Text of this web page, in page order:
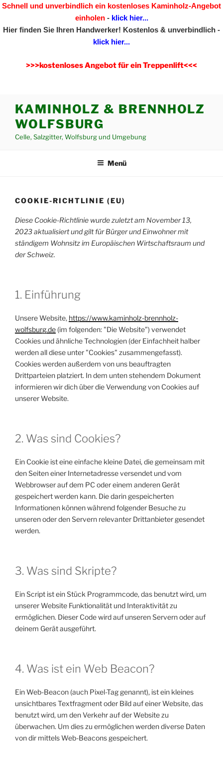
Schnell und unverbindlich ein kostenloses Kaminholz-Angebot
einholen-klick hier...
Hier finden Sie Ihren Handwerker! Kostenlos & unverbindlich -
klick hier...
>>>kostenloses Angebot für ein Treppenlift<<<
Inhalt
springen
KAMINHOLZ & BRENNHOLZ
WOLFSBURG
Celle, Salzgitter, Wolfsburg und Umgebung
Menü
COOKIE-RICHTLINIE (EU)
Diese Cookie-Richtlinie wurde zuletzt am November 13,
2023 aktualisiert und gilt für Bürger und Einwohner mit
ständigem Wohnsitz im Europäischen Wirtschaftsraum und
der Schweiz.
1. Einführung
Unsere Website, https://www.kaminholz-brennholz-
wolfsburg.de (im folgenden: "Die Website") verwendet
Cookies und ähnliche Technologien (der Einfachheit halber
werden all diese unter "Cookies" zusammengefasst).
Cookies werden außerdem von uns beauftragten
Drittparteien platziert. In dem unten stehendem Dokument
informieren wir dich über die Verwendung von Cookies auf
unserer Website.
2. Was sind Cookies?
Ein Cookie ist eine einfache kleine Datei, die gemeinsam mit
den Seiten einer Internetadresse versendet und vom
Webbrowser auf dem PC oder einem anderen Gerät
gespeichert werden kann. Die darin gespeicherten
Informationen können während folgender Besuche zu
unseren oder den Servern relevanter Drittanbieter gesendet
werden.
3. Was sind Skripte?
Ein Script ist ein Stück Programmcode, das benutzt wird, um
unserer Website Funktionalität und Interaktivität zu
ermöglichen. Dieser Code wird auf unseren Servern oder auf
deinem Gerät ausgeführt.
4. Was ist ein Web Beacon?
Ein Web-Beacon (auch Pixel-Tag genannt), ist ein kleines
unsichtbares Textfragment oder Bild auf einer Website, das
benutzt wird, um den Verkehr auf der Website zu
überwachen. Um dies zu ermöglichen werden diverse Daten
von dir mittels Web-Beacons gespeichert.